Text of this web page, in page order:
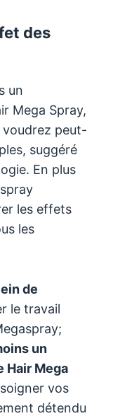
des
un
Mega Spray,
voudrez peut-
suggéré
En plus
les effets
les
de
le travail
un
Hair Mega
vos
détendu